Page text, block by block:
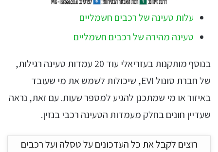
עלות טעינה של רכבים חשמליים
טעינה מהירה של רכבים חשמליים
בנוסף מותקנות בעזריאלי עוד 20 עמדות טעינה רגילות,
של חברת סונול EVI, שיכולות לשמש את מי שעובד
באיזור או מי שמתכנן להגיע למספר שעות. עם זאת, נראה
שעדיין חונים בחלק מעמדות הטעינה רכבי בנזין.
רוצים לקבל את כל העדכונים על טסלה ועל רכבים